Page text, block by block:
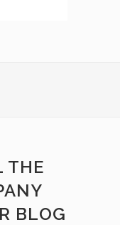
THE
BLOG